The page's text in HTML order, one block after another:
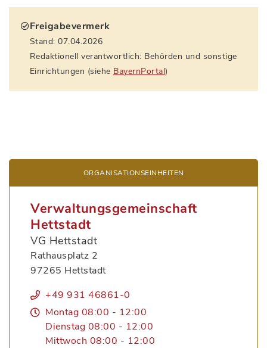
Freigabevermerk
Stand: 07.04.2026
Redaktionell verantwortlich: Behörden und sonstige
Einrichtungen (siehe BayernPortal)
ORGANISATIONS­EINHEITEN
Verwaltungsgemeinschaft
Hettstadt
VG Hettstadt
Rathausplatz 2
97265 Hettstadt
+49 931 46861-0
Montag 08:00 - 12:00
Dienstag 08:00 - 12:00
Mittwoch 08:00 - 12:00